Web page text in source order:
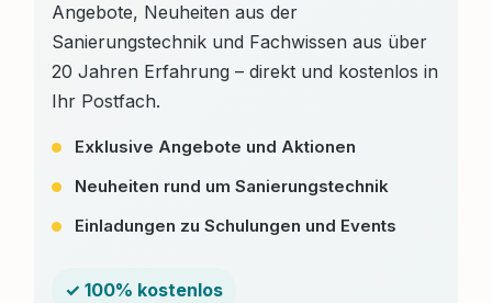
Angebote, Neuheiten aus der
Sanierungstechnik und Fachwissen aus über
20 Jahren Erfahrung – direkt und kostenlos in
Ihr Postfach.
Exklusive Angebote und Aktionen
Neuheiten rund um Sanierungstechnik
Einladungen zu Schulungen und Events
✓ 100% kostenlos